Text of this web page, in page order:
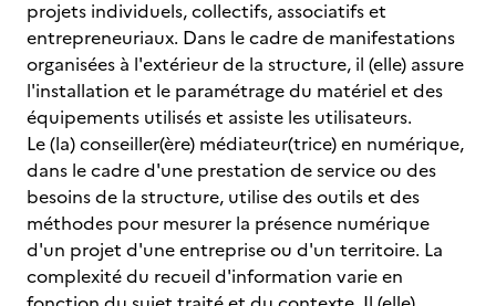
projets individuels, collectifs, associatifs et
entrepreneuriaux. Dans le cadre de manifestations
organisées à l'extérieur de la structure, il (elle) assure
l'installation et le paramétrage du matériel et des
équipements utilisés et assiste les utilisateurs.
Le (la) conseiller(ère) médiateur(trice) en numérique,
dans le cadre d'une prestation de service ou des
besoins de la structure, utilise des outils et des
méthodes pour mesurer la présence numérique
d'un projet d'une entreprise ou d'un territoire. La
complexité du recueil d'information varie en